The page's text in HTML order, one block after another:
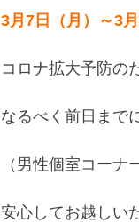
3月7日（月）～3
コロナ拡大予防の
なるべく前日まで
（男性個室コーナ
安心してお越しい